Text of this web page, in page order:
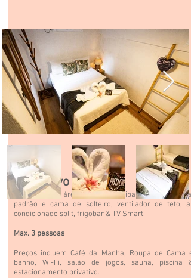
Descritivo
Suíte tripla na área externa principal com cama casal
padrão e cama de solteiro, ventilador de teto, ar
condicionado split, frigobar & TV Smart.
Max. 3 pessoas
Preços incluem Café da Manha, Roupa de Cama e
banho, Wi-Fi, salão de jogos, sauna, piscina &
estacionamento privativo.